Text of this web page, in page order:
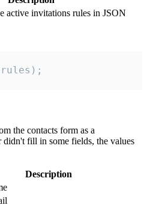
active invitations rules in JSON
the contacts form as a
fill in some fields, the values
Description